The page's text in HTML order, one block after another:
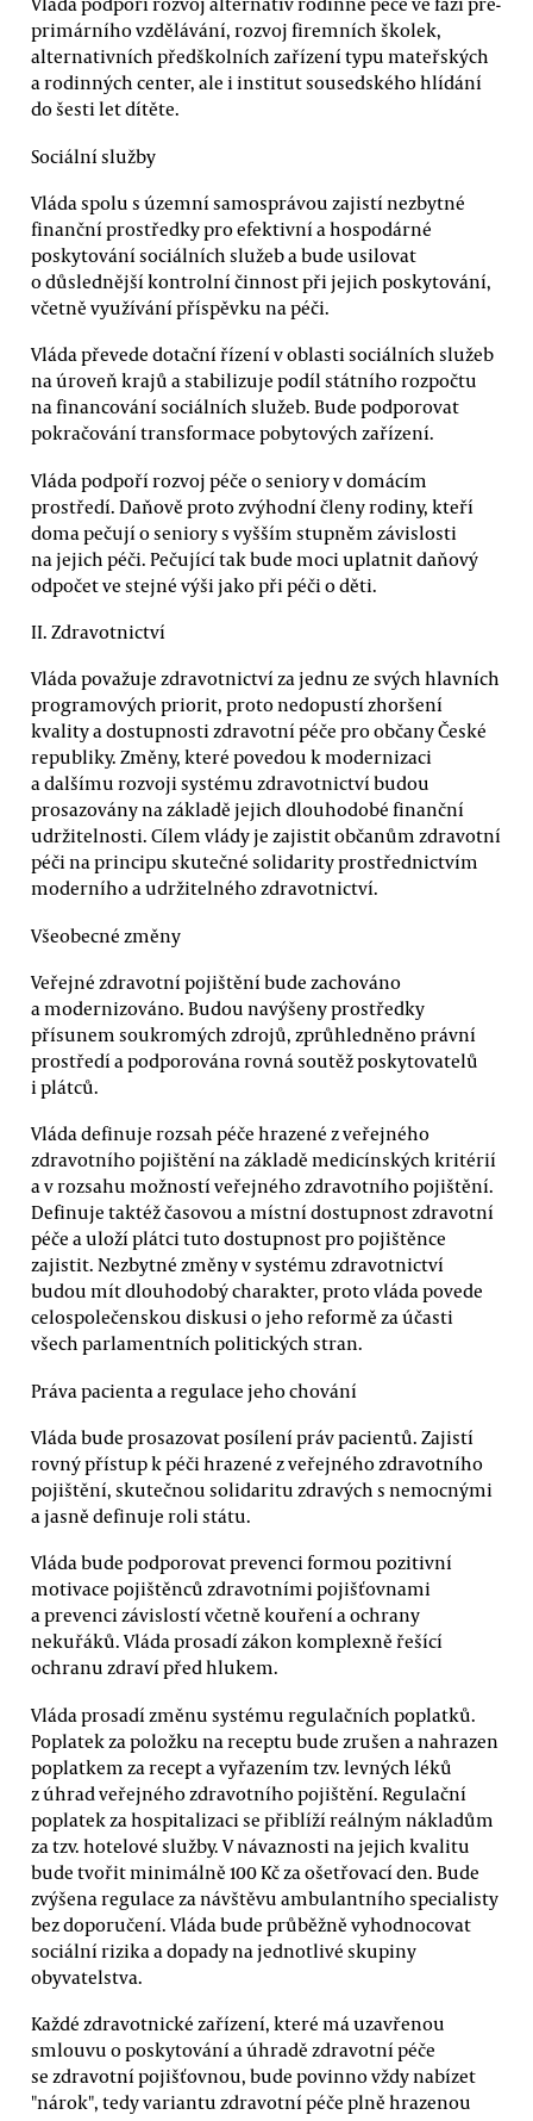
primárního vzdělávání, rozvoj firemních školek,
alternativních předškolních zařízení typu mateřských
a rodinných center, ale i institut sousedského hlídání
do šesti let dítěte.
Sociální služby
Vláda spolu s územní samosprávou zajistí nezbytné
finanční prostředky pro efektivní a hospodárné
poskytování sociálních služeb a bude usilovat
o důslednější kontrolní činnost při jejich poskytování,
včetně využívání příspěvku na péči.
Vláda převede dotační řízení v oblasti sociálních služeb
na úroveň krajů a stabilizuje podíl státního rozpočtu
na financování sociálních služeb. Bude podporovat
pokračování transformace pobytových zařízení.
Vláda podpoří rozvoj péče o seniory v domácím
prostředí. Daňově proto zvýhodní členy rodiny, kteří
doma pečují o seniory s vyšším stupněm závislosti
na jejich péči. Pečující tak bude moci uplatnit daňový
odpočet ve stejné výši jako při péči o děti.
II. Zdravotnictví
Vláda považuje zdravotnictví za jednu ze svých hlavních
programových priorit, proto nedopustí zhoršení
kvality a dostupnosti zdravotní péče pro občany České
republiky. Změny, které povedou k modernizaci
a dalšímu rozvoji systému zdravotnictví budou
prosazovány na základě jejich dlouhodobé finanční
udržitelnosti. Cílem vlády je zajistit občanům zdravotní
péči na principu skutečné solidarity prostřednictvím
moderního a udržitelného zdravotnictví.
Všeobecné změny
Veřejné zdravotní pojištění bude zachováno
a modernizováno. Budou navýšeny prostředky
přísunem soukromých zdrojů, zprůhledněno právní
prostředí a podporována rovná soutěž poskytovatelů
i plátců.
Vláda definuje rozsah péče hrazené z veřejného
zdravotního pojištění na základě medicínských kritérií
a v rozsahu možností veřejného zdravotního pojištění.
Definuje taktéž časovou a místní dostupnost zdravotní
péče a uloží plátci tuto dostupnost pro pojištěnce
zajistit. Nezbytné změny v systému zdravotnictví
budou mít dlouhodobý charakter, proto vláda povede
celospolečenskou diskusi o jeho reformě za účasti
všech parlamentních politických stran.
Práva pacienta a regulace jeho chování
Vláda bude prosazovat posílení práv pacientů. Zajistí
rovný přístup k péči hrazené z veřejného zdravotního
pojištění, skutečnou solidaritu zdravých s nemocnými
a jasně definuje roli státu.
Vláda bude podporovat prevenci formou pozitivní
motivace pojištěnců zdravotními pojišťovnami
a prevenci závislostí včetně kouření a ochrany
nekuřáků. Vláda prosadí zákon komplexně řešící
ochranu zdraví před hlukem.
Vláda prosadí změnu systému regulačních poplatků.
Poplatek za položku na receptu bude zrušen a nahrazen
poplatkem za recept a vyřazením tzv. levných léků
z úhrad veřejného zdravotního pojištění. Regulační
poplatek za hospitalizaci se přiblíží reálným nákladům
za tzv. hotelové služby. V návaznosti na jejich kvalitu
bude tvořit minimálně 100 Kč za ošetřovací den. Bude
zvýšena regulace za návštěvu ambulantního specialisty
bez doporučení. Vláda bude průběžně vyhodnocovat
sociální rizika a dopady na jednotlivé skupiny
obyvatelstva.
Každé zdravotnické zařízení, které má uzavřenou
smlouvu o poskytování a úhradě zdravotní péče
se zdravotní pojišťovnou, bude povinno vždy nabízet
"nárok", tedy variantu zdravotní péče plně hrazenou